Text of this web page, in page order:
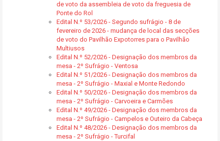
de voto da assembleia de voto da freguesia de
Ponte do Rol
Edital N.º 53/2026 - Segundo sufrágio - 8 de
fevereiro de 2026 - mudança de local das secções
de voto do Pavilhão Expotorres para o Pavilhão
Multiusos
Edital N.º 52/2026 - Designação dos membros da
mesa - 2º Sufrágio - Ventosa
Edital N.º 51/2026 - Designação dos membros da
mesa - 2º Sufrágio - Maxial e Monte Redondo
Edital N.º 50/2026 - Designação dos membros da
mesa - 2º Sufrágio - Carvoeira e Carmões
Edital N.º 49/2026 - Designação dos membros da
mesa - 2º Sufrágio - Campelos e Outeiro da Cabeça
Edital N.º 48/2026 - Designação dos membros da
mesa - 2º Sufrágio - Turcifal